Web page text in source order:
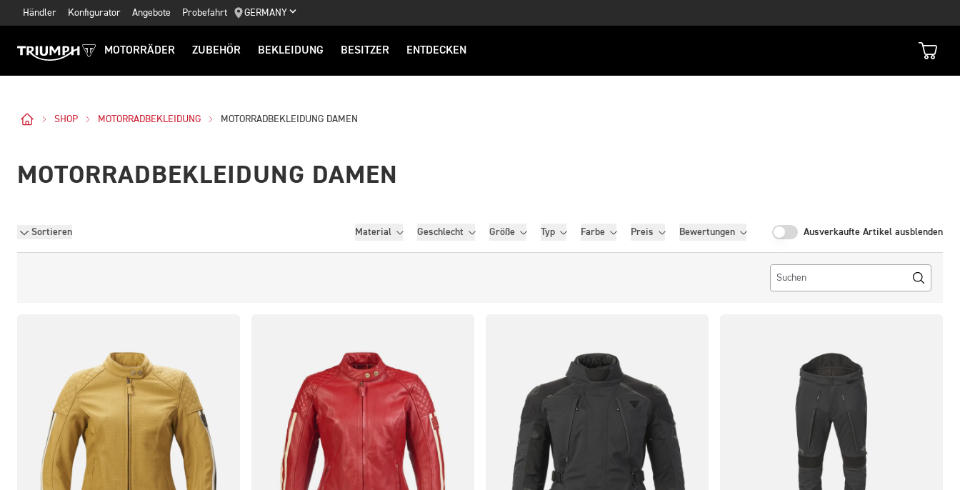
Händler Konfigurator Angebote Probefahrt GERMANY
MOTORRÄDER ZUBEHÖR BEKLEIDUNG BESITZER ENTDECKEN
SHOP MOTORRADBEKLEIDUNG MOTORRADBEKLEIDUNG DAMEN
MOTORRADBEKLEIDUNG DAMEN
Sortieren Filter
Material Geschlecht Größe Typ Farbe Preis Bewertungen Ausverkaufte Artikel ausblenden